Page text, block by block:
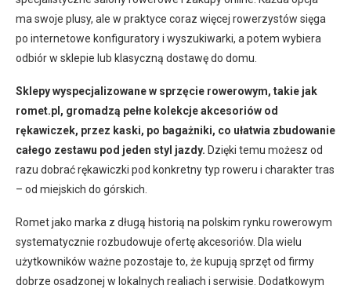
ma swoje plusy, ale w praktyce coraz więcej rowerzystów sięga
po internetowe konfiguratory i wyszukiwarki, a potem wybiera
odbiór w sklepie lub klasyczną dostawę do domu.
Sklepy wyspecjalizowane w sprzęcie rowerowym, takie jak
romet.pl, gromadzą pełne kolekcje akcesoriów od
rękawiczek, przez kaski, po bagażniki, co ułatwia zbudowanie
całego zestawu pod jeden styl jazdy. Dzięki temu możesz od
razu dobrać rękawiczki pod konkretny typ roweru i charakter tras
– od miejskich do górskich.
Romet jako marka z długą historią na polskim rynku rowerowym
systematycznie rozbudowuje ofertę akcesoriów. Dla wielu
użytkowników ważne pozostaje to, że kupują sprzęt od firmy
dobrze osadzonej w lokalnych realiach i serwisie. Dodatkowym